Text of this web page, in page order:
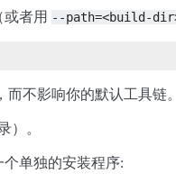
或者用 --path=<build-
，而不影响你的默认工具链。
）。
个单独的安装程序: